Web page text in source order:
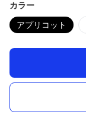
カラー
アプリコット